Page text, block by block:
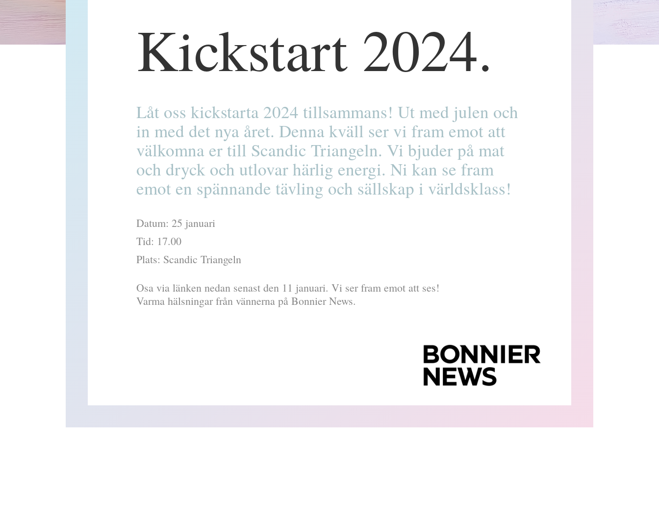
Kickstart 2024.
Låt oss kickstarta 2024 tillsammans! Ut med julen och
in med det nya året. Denna kväll ser vi fram emot att
välkomna er till Scandic Triangeln. Vi bjuder på mat
och dryck och utlovar härlig energi. Ni kan se fram
emot en spännande tävling och sällskap i världsklass!
Datum: 25 januari
Tid: 17.00
Plats: Scandic Triangeln
Osa via länken nedan senast den 11 januari. Vi ser fram emot att ses!
Varma hälsningar från vännerna på Bonnier News.